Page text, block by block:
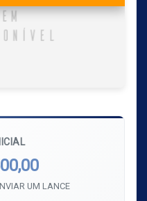
UM LANCE